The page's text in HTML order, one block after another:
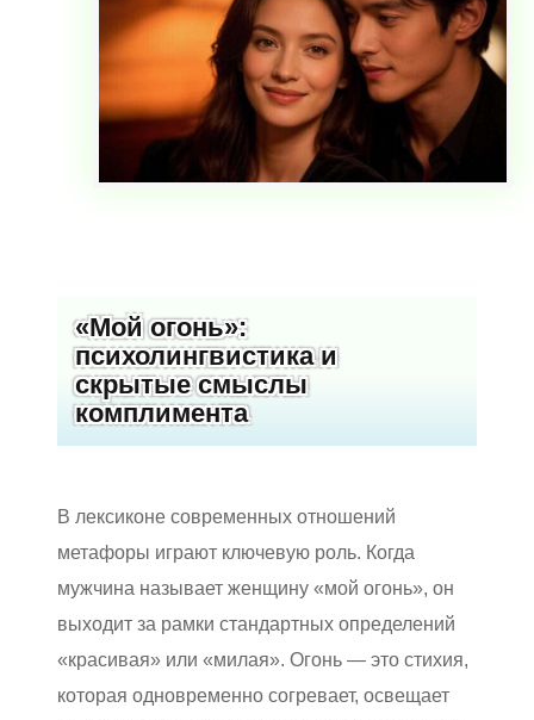
«Мой огонь»:
психолингвистика и
скрытые смыслы
комплимента
В лексиконе современных отношений
метафоры играют ключевую роль. Когда
мужчина называет женщину «мой огонь», он
выходит за рамки стандартных определений
«красивая» или «милая». Огонь — это стихия,
которая одновременно согревает, освещает